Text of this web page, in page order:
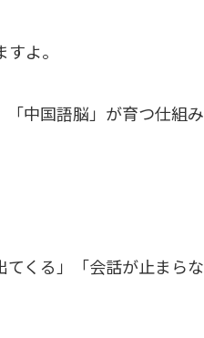
よ。
中国語脳」が育つ仕組み
くる」「会話が止まらな